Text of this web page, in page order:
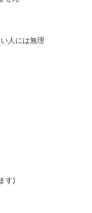
人には無理
す)